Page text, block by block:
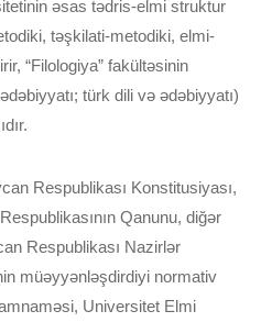
əsas tədris-elmi struktur
təşkilati-metodiki, elmi-
“Filologiya” fakültəsinin
türk dili və ədəbiyyatı)
Respublikası Konstitusiyası,
Qanunu, diğər
Respublikası Nazirlər
müəyyənləşdirdiyi normativ
Universitet Elmi